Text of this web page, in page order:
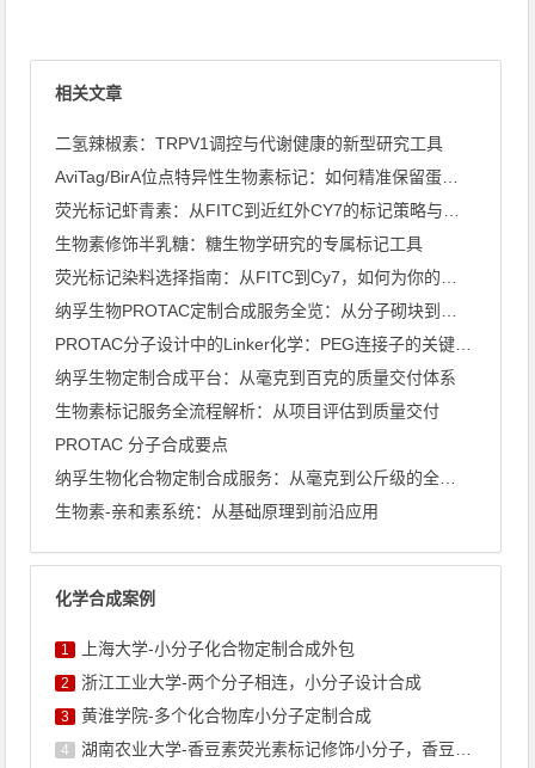
相关文章
二氢辣椒素：TRPV1调控与代谢健康的新型研究工具
AviTag/BirA位点特异性生物素标记：如何精准保留蛋白 ...
荧光标记虾青素：从FITC到近红外CY7的标记策略与应用全景
生物素修饰半乳糖：糖生物学研究的专属标记工具
荧光标记染料选择指南：从FITC到Cy7，如何为你的实验选对 ...
纳孚生物PROTAC定制合成服务全览：从分子砌块到完整PRO ...
PROTAC分子设计中的Linker化学：PEG连接子的关键 ...
纳孚生物定制合成平台：从毫克到百克的质量交付体系
生物素标记服务全流程解析：从项目评估到质量交付
PROTAC 分子合成要点
纳孚生物化合物定制合成服务：从毫克到公斤级的全流程方案
生物素-亲和素系统：从基础原理到前沿应用
化学合成案例
1 上海大学-小分子化合物定制合成外包
2 浙江工业大学-两个分子相连，小分子设计合成
3 黄淮学院-多个化合物库小分子定制合成
4 湖南农业大学-香豆素荧光素标记修饰小分子，香豆素衍生物的合成